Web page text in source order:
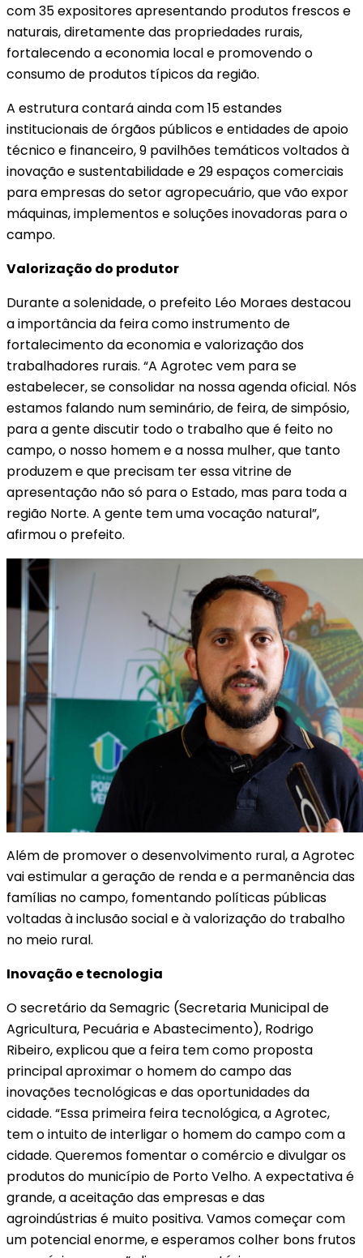
com 35 expositores apresentando produtos frescos e
naturais, diretamente das propriedades rurais,
fortalecendo a economia local e promovendo o
consumo de produtos típicos da região.
A estrutura contará ainda com 15 estandes
institucionais de órgãos públicos e entidades de apoio
técnico e financeiro, 9 pavilhões temáticos voltados à
inovação e sustentabilidade e 29 espaços comerciais
para empresas do setor agropecuário, que vão expor
máquinas, implementos e soluções inovadoras para o
campo.
Valorização do produtor
Durante a solenidade, o prefeito Léo Moraes destacou
a importância da feira como instrumento de
fortalecimento da economia e valorização dos
trabalhadores rurais. “A Agrotec vem para se
estabelecer, se consolidar na nossa agenda oficial. Nós
estamos falando num seminário, de feira, de simpósio,
para a gente discutir todo o trabalho que é feito no
campo, o nosso homem e a nossa mulher, que tanto
produzem e que precisam ter essa vitrine de
apresentação não só para o Estado, mas para toda a
região Norte. A gente tem uma vocação natural”,
afirmou o prefeito.
Além de promover o desenvolvimento rural, a Agrotec
vai estimular a geração de renda e a permanência das
famílias no campo, fomentando políticas públicas
voltadas à inclusão social e à valorização do trabalho
no meio rural.
Inovação e tecnologia
O secretário da Semagric (Secretaria Municipal de
Agricultura, Pecuária e Abastecimento), Rodrigo
Ribeiro, explicou que a feira tem como proposta
principal aproximar o homem do campo das
inovações tecnológicas e das oportunidades da
cidade. “Essa primeira feira tecnológica, a Agrotec,
tem o intuito de interligar o homem do campo com a
cidade. Queremos fomentar o comércio e divulgar os
produtos do município de Porto Velho. A expectativa é
grande, a aceitação das empresas e das
agroindústrias é muito positiva. Vamos começar com
um potencial enorme, e esperamos colher bons frutos